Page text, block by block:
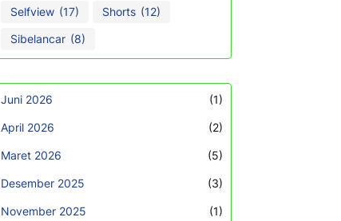
Selfview (17) Shorts (12)
Sibelancar (8)
Juni 2026 (1)
April 2026 (2)
Maret 2026 (5)
Desember 2025 (3)
November 2025 (1)